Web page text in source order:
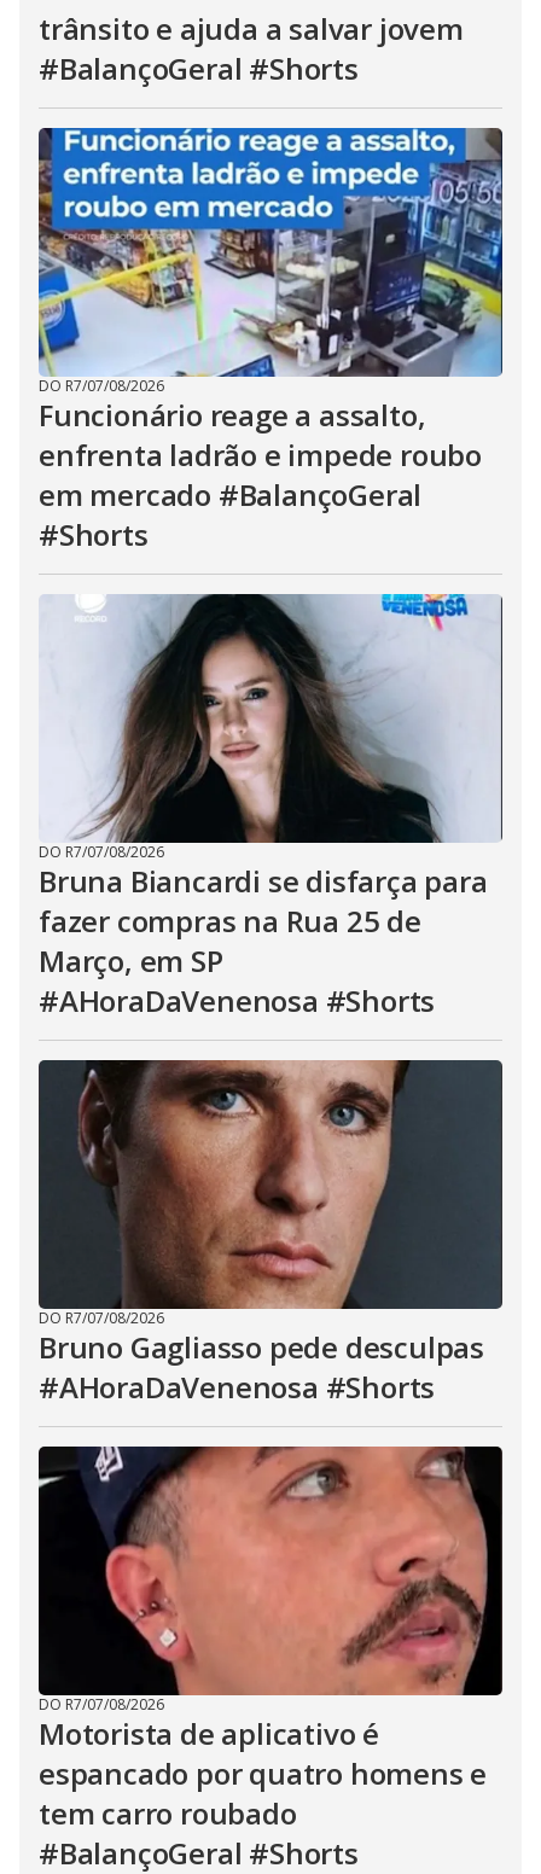
trânsito e ajuda a salvar jovem
#BalançoGeral #Shorts
DO R7/07/08/2026
Funcionário reage a assalto,
enfrenta ladrão e impede roubo
em mercado #BalançoGeral
#Shorts
DO R7/07/08/2026
Bruna Biancardi se disfarça para
fazer compras na Rua 25 de
Março, em SP
#AHoraDaVenenosa #Shorts
DO R7/07/08/2026
Bruno Gagliasso pede desculpas
#AHoraDaVenenosa #Shorts
DO R7/07/08/2026
Motorista de aplicativo é
espancado por quatro homens e
tem carro roubado
#BalançoGeral #Shorts